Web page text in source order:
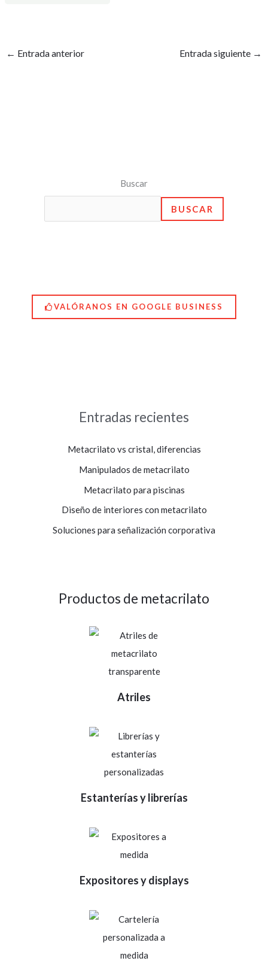
← Entrada anterior Entrada siguiente →
Buscar
BUSCAR
VALÓRANOS EN GOOGLE BUSINESS
Entradas recientes
Metacrilato vs cristal, diferencias
Manipulados de metacrilato
Metacrilato para piscinas
Diseño de interiores con metacrilato
Soluciones para señalización corporativa
Productos de metacrilato
Atriles
Estanterías y librerías
Expositores y displays